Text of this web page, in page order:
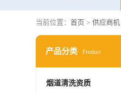
当前位置： 首页 > 供应商机
产品分类 Product
烟道清洗资质